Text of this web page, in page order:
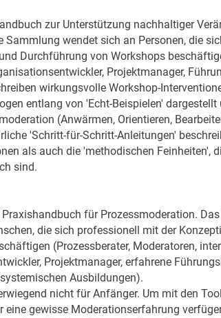
zur Unterstützung nachhaltiger
Sammlung wendet sich an Personen, die
Durchführung von Workshops
Projektmanager,
wirkungsvolle Workshop-
entlang von 'Echt-Beispielen' dargestellt
(Anwärmen, Orientieren,
'Schritt-für-Schritt-Anleitungen'
als auch die 'methodischen Feinheiten',
sind.
für Prozessmoderation. Das
die sich professionell mit der
(Prozessberater, Moderatoren,
Projektmanager, erfahrene
Ausbildungen).
nicht für Anfänger. Um mit den
eine gewisse Moderationserfahrung